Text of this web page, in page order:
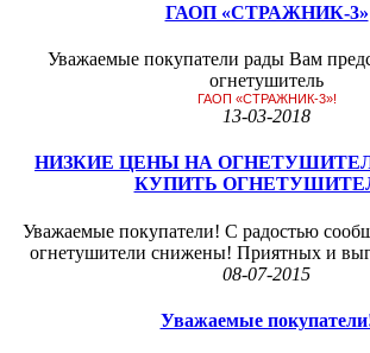
ГАОП «СТРАЖНИК-3»
Уважаемые покупатели рады Вам
огнетушитель
ГАОП «СТРАЖНИК-3»!
13-03-2018
НИЗКИЕ ЦЕНЫ НА
КУПИТЬ
Уважаемые покупатели! С радостью
огнетушители снижены! Приятных и
08-07-2015
Уважаемые